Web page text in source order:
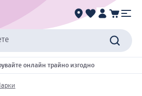
онлайн трайно изгодно